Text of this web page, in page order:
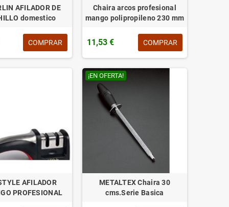
AFILADOR DE
domestico
COMPRAR
Chaira arcos profesional
mango polipropileno 230 mm
11,53 € COMPRAR
AFILADOR
PROFESIONAL
¡EN OFERTA!
METALTEX Chaira 30
cms.Serie Basica